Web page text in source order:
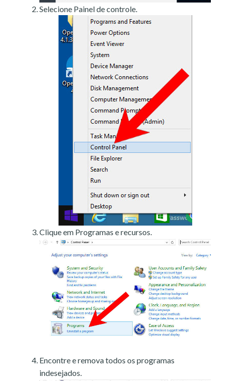
Selecione Painel de controle.
Clique em Programas e recursos.
Encontre e remova todos os programas
indesejados.